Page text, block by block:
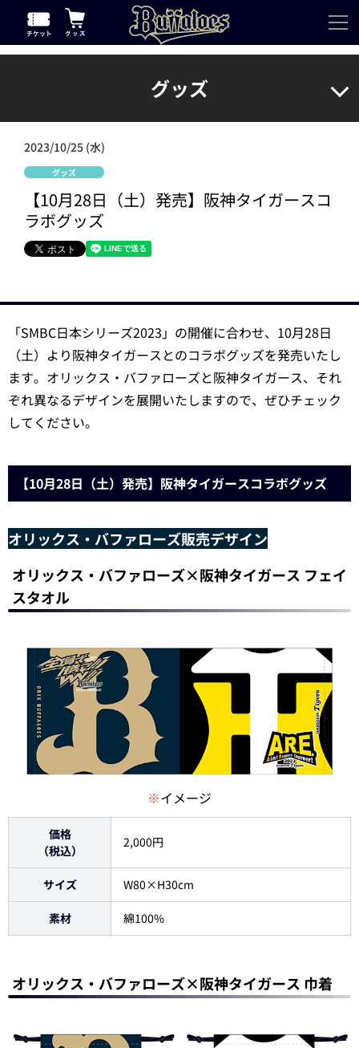
グッズ
2023/10/25 (水)
グッズ
【10月28日（土）発売】阪神タイガースコ
ラボグッズ
「SMBC日本シリーズ2023」の開催に合わせ、10月28日
（土）より阪神タイガースとのコラボグッズを発売いたし
ます。オリックス・バファローズと阪神タイガース、それ
ぞれ異なるデザインを展開いたしますので、ぜひチェック
してください。
【10月28日（土）発売】阪神タイガースコラボグッズ
オリックス・バファローズ販売デザイン
オリックス・バファローズ×阪神タイガース フェイ
スタオル
※イメージ
価格
（税込）
2,000円
サイズ W80×H30cm
素材 綿100%
オリックス・バファローズ×阪神タイガース 巾着